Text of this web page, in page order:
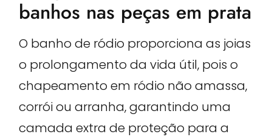
banhos nas peças em prata
O banho de ródio proporciona as joias
o prolongamento da vida útil, pois o
chapeamento em ródio não amassa,
corrói ou arranha, garantindo uma
camada extra de proteção para a